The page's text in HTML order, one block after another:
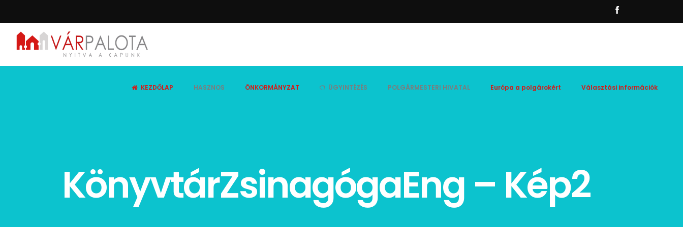
KEZDŐLAP HASZNOS ÖNKORMÁNYZAT ÜGYINTÉZÉS POLGÁRMESTERI HIVATAL Európa a polgárokért Választási információk
KönyvtárZsinagógaEng – Kép2